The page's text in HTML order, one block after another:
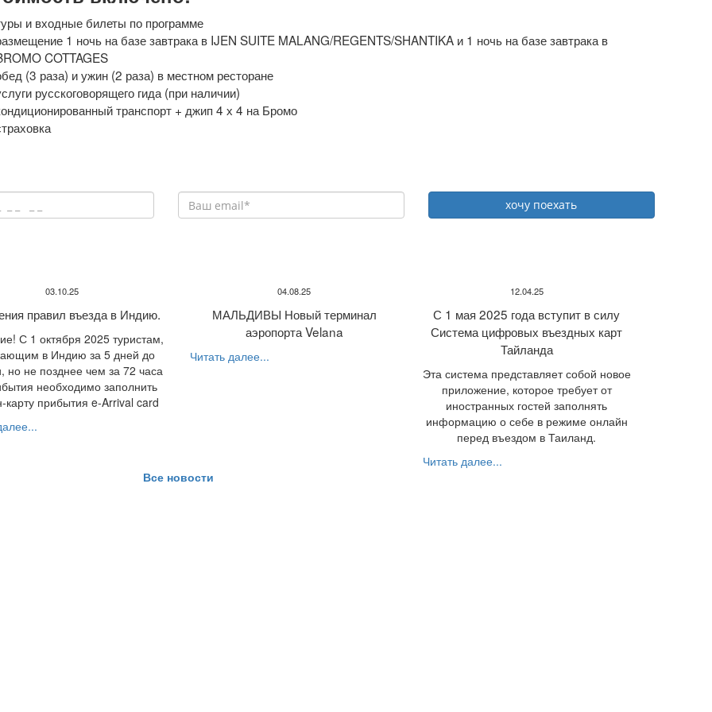
и входные билеты по программе
1 ночь на базе завтрака в IJEN SUITE MALANG/REGENTS/SHANTIKA и 1 ночь на базе завтрака в
COTTAGES
(3 раза) и ужин (2 раза) в местном ресторане
русскоговорящего гида (при наличии)
транспорт + джип 4 х 4 на Бромо
03.10.25
правил въезда в Индию.
С 1 октября 2025 туристам,
в Индию за 5 дней до
но не позднее чем за 72 часа
необходимо заполнить
карту прибытия e-Arrival card
04.08.25
МАЛЬДИВЫ Новый терминал
аэропорта Velana
Читать далее...
12.04.25
С 1 мая 2025 года вступит в силу
Система цифровых въездных карт
Тайланда
Эта система представляет собой новое
приложение, которое требует от
иностранных гостей заполнять
информацию о себе в режиме онлайн
перед въездом в Таиланд.
Читать далее...
Все новости